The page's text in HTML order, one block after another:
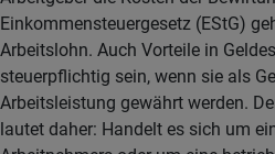
Einkommensteuergesetz (EStG)
Arbeitslohn. Auch Vorteile in
steuerpflichtig sein, wenn sie als
Arbeitsleistung gewährt werden.
lautet daher: Handelt es sich um